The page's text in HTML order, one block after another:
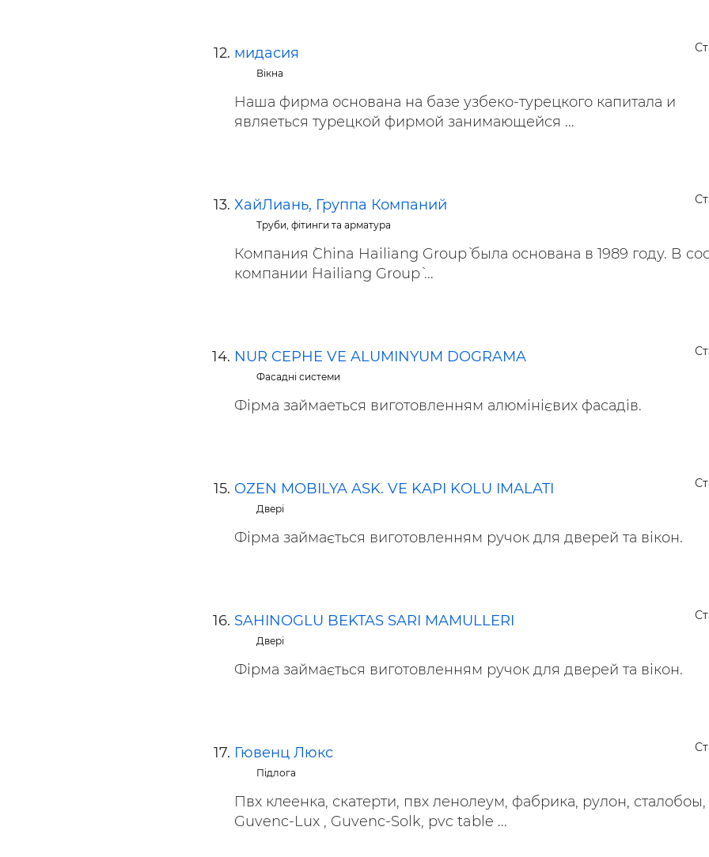
мидасия
Вікна
Наша фирма основана на базе узбеко-турецкого капитала и
являеться турецкой фирмой занимающейся ...
ХайЛиань, Группа Компаний
Труби, фітинги та арматура
Компания `China Hailiang Group` была основана в 1989 году. В
компании `Hailiang Group` ...
NUR CEPHE VE ALUMINYUM DOGRAMA
Фасадні системи
Фірма займаеться виготовленням алюмінієвих фасадів.
OZEN MOBILYA ASK. VE KAPI KOLU IMALATI
Двері
Фірма займається виготовленням ручок для дверей та вікон.
SAHINOGLU BEKTAS SARI MAMULLERI
Двері
Фірма займається виготовленням ручок для дверей та вікон.
Гювенц Люкс
Підлога
Пвх клеенка, скатерти, пвх ленолеум, фабрика, рулон, сталобоы,
Guvenc-Lux , Guvenc-Solk, pvc table ...